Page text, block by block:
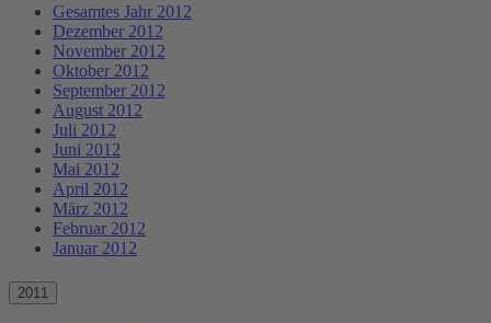
Gesamtes Jahr 2012
Dezember 2012
November 2012
Oktober 2012
September 2012
August 2012
Juli 2012
Juni 2012
Mai 2012
April 2012
März 2012
Februar 2012
Januar 2012
2011